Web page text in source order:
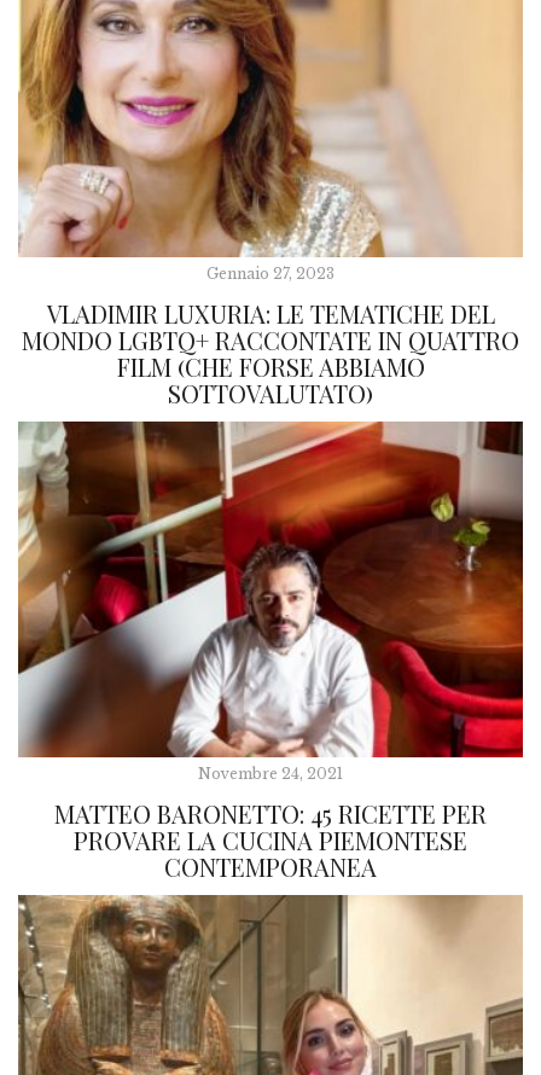
Gennaio 27, 2023
VLADIMIR LUXURIA: LE TEMATICHE DEL
MONDO LGBTQ+ RACCONTATE IN QUATTRO
FILM (CHE FORSE ABBIAMO
SOTTOVALUTATO)
Novembre 24, 2021
MATTEO BARONETTO: 45 RICETTE PER
PROVARE LA CUCINA PIEMONTESE
CONTEMPORANEA